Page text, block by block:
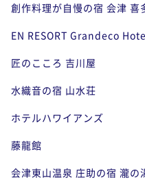
創作料理が自慢の宿 会津 喜
EN RESORT Grandeco
匠のこころ 吉川屋
水織音の宿 山水荘
ホテルハワイアンズ
藤龍館
会津東山温泉 庄助の宿 瀧の